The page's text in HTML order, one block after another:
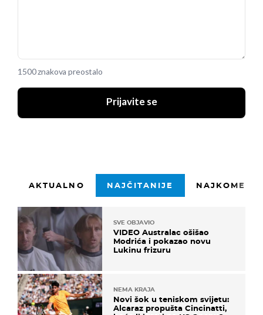
1500 znakova preostalo
Prijavite se
AKTUALNO NAJČITANIJE
SVE OBJAVIO
VIDEO Australac ošišao
Modrića i pokazao novu
Lukinu frizuru
NEMA KRAJA
Novi šok u teniskom svijetu:
Alcaraz propušta Cincinatti,